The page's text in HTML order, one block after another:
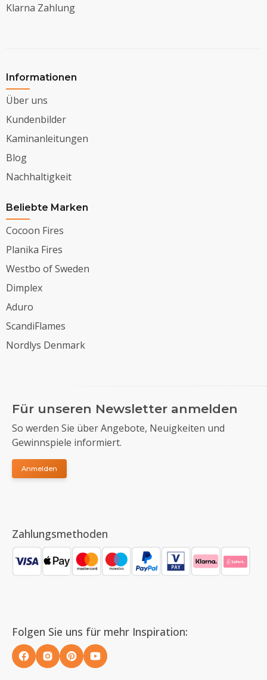
Klarna Zahlung
Informationen
Über uns
Kundenbilder
Kaminanleitungen
Blog
Nachhaltigkeit
Beliebte Marken
Cocoon Fires
Planika Fires
Westbo of Sweden
Dimplex
Aduro
ScandiFlames
Nordlys Denmark
Für unseren Newsletter anmelden
So werden Sie über Angebote, Neuigkeiten und
Gewinnspiele informiert.
Anmelden
Zahlungsmethoden
Folgen Sie uns für mehr Inspiration: